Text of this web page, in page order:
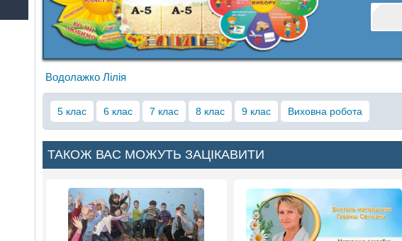
Водолажко Лілія
5 клас 6 клас 7 клас 8 клас 9 клас Виховна робота
ТАКОЖ ВАС МОЖУТЬ ЗАЦІКАВИТИ